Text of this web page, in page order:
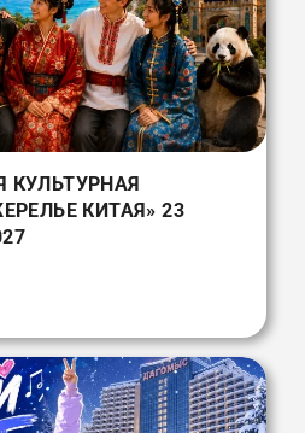
КИТАЯ» 23